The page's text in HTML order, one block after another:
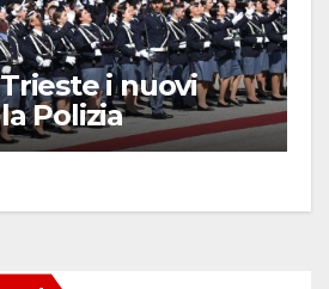
i nuovi
Polizia